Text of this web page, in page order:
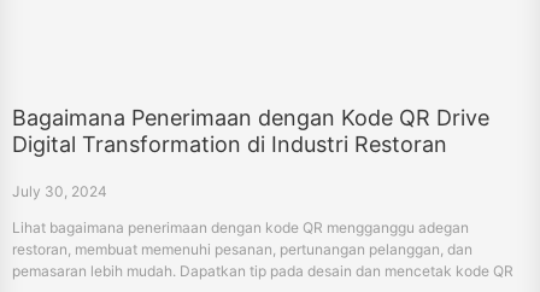
Bagaimana Penerimaan dengan Kode QR Drive
Digital Transformation di Industri Restoran
July 30, 2024
Lihat bagaimana penerimaan dengan kode QR mengganggu adegan
restoran, membuat memenuhi pesanan, pertunangan pelanggan, dan
pemasaran lebih mudah. Dapatkan tip pada desain dan mencetak kode QR